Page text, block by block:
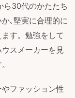
ら30代のかたたち
､堅実に合理的に
す。勉強をして
スメーカーを見
ファッション性